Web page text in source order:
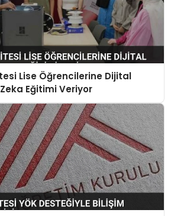
Lise Öğrencilerine Dijital
Eğitimi Veriyor